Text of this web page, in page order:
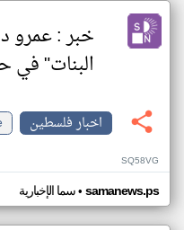
خبر : عمرو
البنات" في
اخبار فلسطين
SQ58VG
سما الإخبارية• samanews.ps